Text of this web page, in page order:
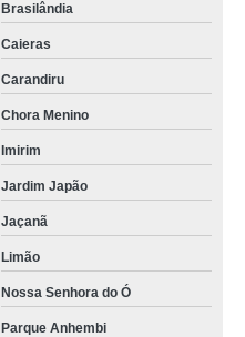
Brasilândia
Caieras
Carandiru
Chora Menino
Imirim
Jardim Japão
Jaçanã
Limão
Nossa Senhora do Ó
Parque Anhembi